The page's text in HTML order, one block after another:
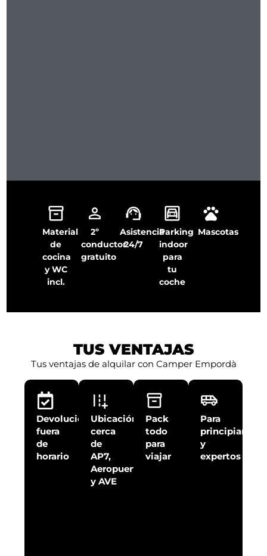
Material
de
cocina
y WC
incl.
2º
conductor
gratuito
Asistencia
24/7
Parking
indoor
para
tu
coche
Mascotas
TUS VENTAJAS
Tus ventajas de alquilar con Camper Empordà
Devolución
fuera
de
horario
Ubicación
cerca
de
AP7,
Aeropuerto
y AVE
Pack
todo
para
viajar
Para
principiantes
y
expertos